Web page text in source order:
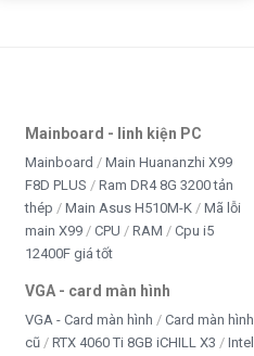
Mainboard - linh kiện PC
Mainboard
Main Huananzhi X99
F8D PLUS
Ram DR4 8G 3200 tản
thép
Main Asus H510M-K
Mã lỗi
main X99
CPU RAM
Cpu i5
12400F giá tốt
VGA - card màn hình
VGA - Card màn hình
Card màn hình
cũ
RTX 4060 Ti 8GB iCHILL X3
Intel